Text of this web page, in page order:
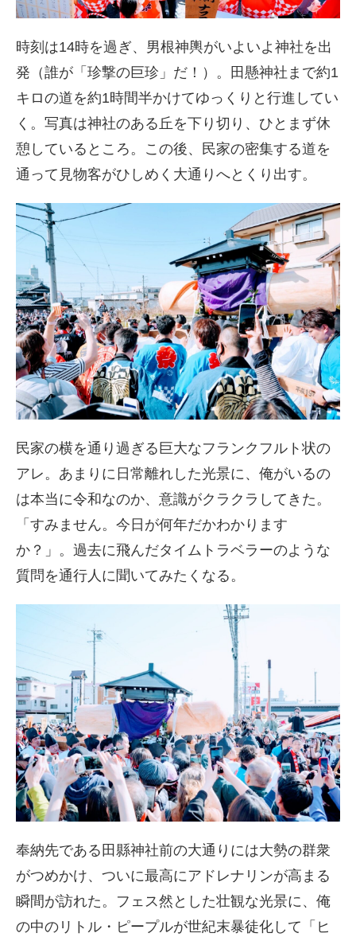
時刻は14時を過ぎ、男根神輿がいよいよ神社を出
発（誰が「珍撃の巨珍」だ！）。田懸神社まで約1
キロの道を約1時間半かけてゆっくりと行進してい
く。写真は神社のある丘を下り切り、ひとまず休
憩しているところ。この後、民家の密集する道を
通って見物客がひしめく大通りへとくり出す。
民家の横を通り過ぎる巨大なフランクフルト状の
アレ。あまりに日常離れした光景に、俺がいるの
は本当に令和なのか、意識がクラクラしてきた。
「すみません。今日が何年だかわかります
か？」。過去に飛んだタイムトラベラーのような
質問を通行人に聞いてみたくなる。
奉納先である田縣神社前の大通りには大勢の群衆
がつめかけ、ついに最高にアドレナリンが高まる
瞬間が訪れた。フェス然とした壮観な光景に、俺
の中のリトル・ピープルが世紀末暴徒化して「ヒ